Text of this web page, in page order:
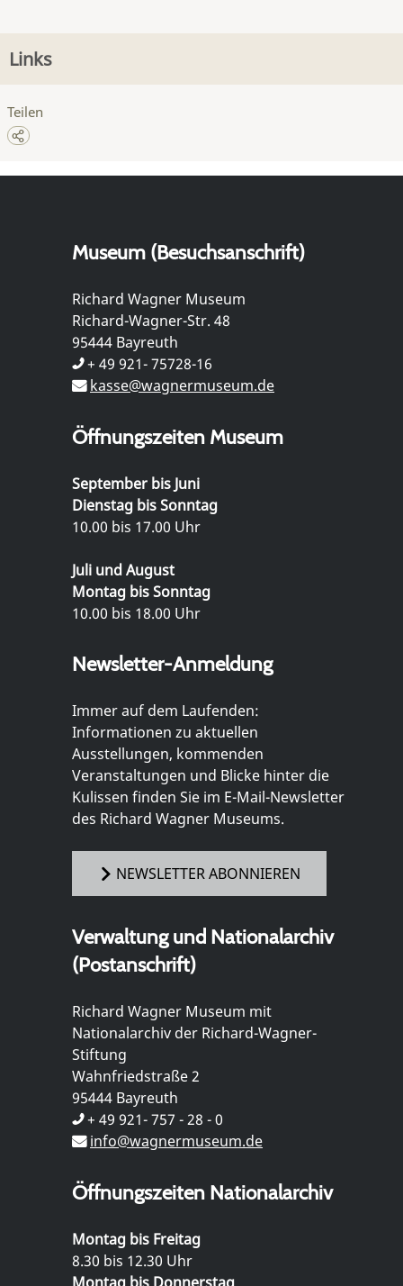
Links
Teilen
Museum (Besuchsanschrift)
Richard Wagner Museum
Richard-Wagner-Str. 48
95444 Bayreuth
+ 49 921- 75728-16
kasse@wagnermuseum.de
Öffnungszeiten Museum
September bis Juni
Dienstag bis Sonntag
10.00 bis 17.00 Uhr
Juli und August
Montag bis Sonntag
10.00 bis 18.00 Uhr
Newsletter-Anmeldung
Immer auf dem Laufenden:
Informationen zu aktuellen
Ausstellungen, kommenden
Veranstaltungen und Blicke hinter die
Kulissen finden Sie im E-Mail-Newsletter
des Richard Wagner Museums.
NEWSLETTER ABONNIEREN
Verwaltung und Nationalarchiv
(Postanschrift)
Richard Wagner Museum mit
Nationalarchiv der Richard-Wagner-
Stiftung
Wahnfriedstraße 2
95444 Bayreuth
+ 49 921- 757 - 28 - 0
info@wagnermuseum.de
Öffnungszeiten Nationalarchiv
Montag bis Freitag
8.30 bis 12.30 Uhr
Montag bis Donnerstag